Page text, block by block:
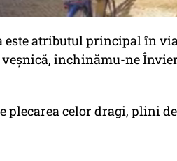
este atributul principal în
închinămu-ne
plecarea celor dragi, plini